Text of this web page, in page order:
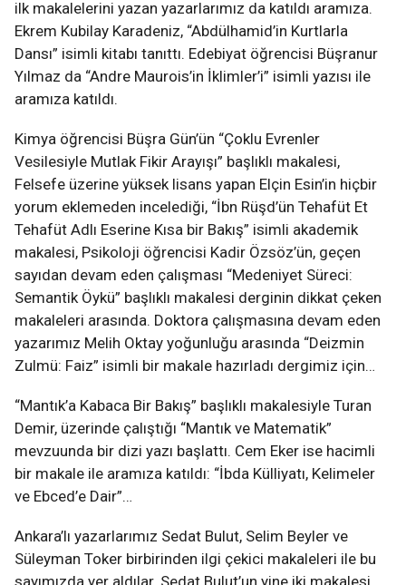
ilk makalelerini yazan yazarlarımız da katıldı aramıza.
Ekrem Kubilay Karadeniz, “Abdülhamid’in Kurtlarla
Dansı” isimli kitabı tanıttı. Edebiyat öğrencisi Büşranur
Yılmaz da “Andre Maurois’in İklimler’i” isimli yazısı ile
aramıza katıldı.
Kimya öğrencisi Büşra Gün’ün “Çoklu Evrenler
Vesilesiyle Mutlak Fikir Arayışı” başlıklı makalesi,
Felsefe üzerine yüksek lisans yapan Elçin Esin’in hiçbir
yorum eklemeden incelediği, “İbn Rüşd’ün Tehafüt Et
Tehafüt Adlı Eserine Kısa bir Bakış” isimli akademik
makalesi, Psikoloji öğrencisi Kadir Özsöz’ün, geçen
sayıdan devam eden çalışması “Medeniyet Süreci:
Semantik Öykü” başlıklı makalesi derginin dikkat çeken
makaleleri arasında. Doktora çalışmasına devam eden
yazarımız Melih Oktay yoğunluğu arasında “Deizmin
Zulmü: Faiz” isimli bir makale hazırladı dergimiz için…
“Mantık’a Kabaca Bir Bakış” başlıklı makalesiyle Turan
Demir, üzerinde çalıştığı “Mantık ve Matematik”
mevzuunda bir dizi yazı başlattı. Cem Eker ise hacimli
bir makale ile aramıza katıldı: “İbda Külliyatı, Kelimeler
ve Ebced’e Dair”…
Ankara’lı yazarlarımız Sedat Bulut, Selim Beyler ve
Süleyman Toker birbirinden ilgi çekici makaleleri ile bu
sayımızda yer aldılar. Sedat Bulut’un yine iki makalesi